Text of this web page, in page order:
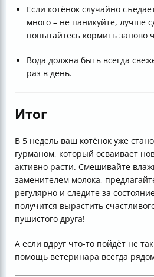
Если котёнок случайно
много – не паникуйте, лучше
попытайтесь кормить заново
Вода должна быть всегда
раз в день.
Итог
В 5 недель ваш котёнок уже
гурманом, который осваивает
активно расти. Смешивайте
заменителем молока,
регулярно и следите за
получится вырастить
пушистого друга!
А если вдруг что-то пойдёт не
помощь ветеринара всегда